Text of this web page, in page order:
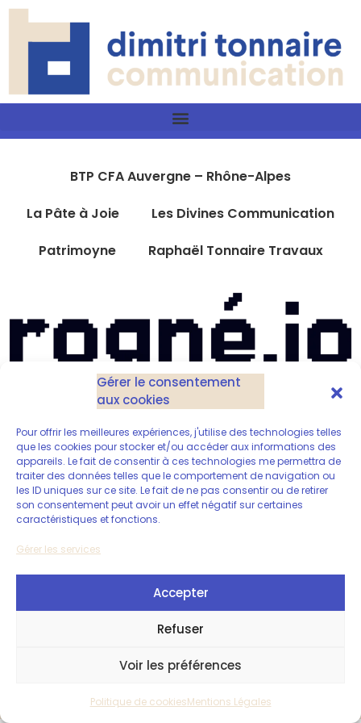
Gérer le consentement
aux cookies
Pour offrir les meilleures expériences, j'utilise des technologies telles
que les cookies pour stocker et/ou accéder aux informations des
appareils. Le fait de consentir à ces technologies me permettra de
traiter des données telles que le comportement de navigation ou
les ID uniques sur ce site. Le fait de ne pas consentir ou de retirer
son consentement peut avoir un effet négatif sur certaines
caractéristiques et fonctions.
Gérer les services
Accepter
Refuser
Voir les préférences
Politique de cookiesMentions Légales
BTP CFA Auvergne – Rhône-Alpes
La Pâte à Joie
Les Divines Communication
Patrimoyne
Raphaël Tonnaire Travaux
Rogné.io
Secteurs d’activité :
Site web
à votre service :)